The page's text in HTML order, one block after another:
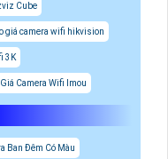
Cube
giá camera wifi hikvision
3K
Giá Camera Wifi Imou
Ban Đêm Có Màu